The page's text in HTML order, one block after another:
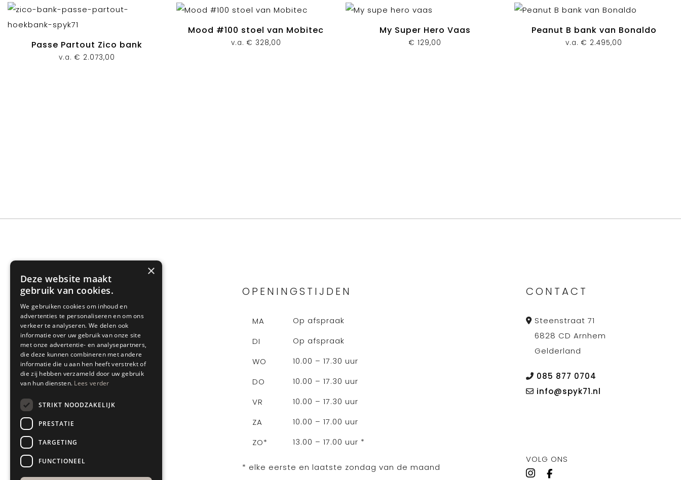
Passe Partout Zico bank
v.a.€ 2.073,00
Mood #100 stoel van Mobitec
v.a.€ 328,00
My Super Hero Vaas
€ 129,00
Peanut B bank van Bonaldo
v.a.€ 2.495,00
SPYK71 SERVICE
Blogs
Showroom
Interieuradvies
Bezorgen & leveren
All In House Service
Algemene voorwaarden
Disclaimer
OPENINGSTIJDEN
MA
Op afspraak
DI
Op afspraak
WO
10.00 – 17.30 uur
DO
10.00 – 17.30 uur
VR
10.00 – 17.30 uur
ZA
10.00 – 17.00 uur
ZO*
13.00 – 17.00 uur *
* elke eerste en laatste zondag van de maand
CONTACT
Steenstraat 71
6828 CD Arnhem
Gelderland
085 877 0704
info@spyk71.nl
VOLG ONS
×
Deze website maakt
gebruik van cookies.
We gebruiken cookies om inhoud en
advertenties te personaliseren en om ons
verkeer te analyseren. We delen ook
informatie over uw gebruik van onze site
met onze advertentie- en analysepartners,
die deze kunnen combineren met andere
informatie die u aan hen heeft verstrekt of
die zij hebben verzameld door uw gebruik
van hun diensten. Lees verder
STRIKT NOODZAKELIJK
PRESTATIE
TARGETING
FUNCTIONEEL